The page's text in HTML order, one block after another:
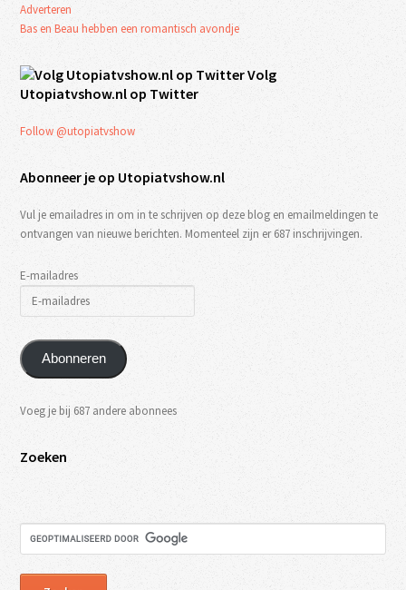
Adverteren
Bas en Beau hebben een romantisch avondje
Volg
Utopiatvshow.nl op Twitter
Follow @utopiatvshow
Abonneer je op Utopiatvshow.nl
Vul je emailadres in om in te schrijven op deze blog en emailmeldingen te
ontvangen van nieuwe berichten. Momenteel zijn er 687 inschrijvingen.
E-mailadres
Abonneren
Voeg je bij 687 andere abonnees
Zoeken